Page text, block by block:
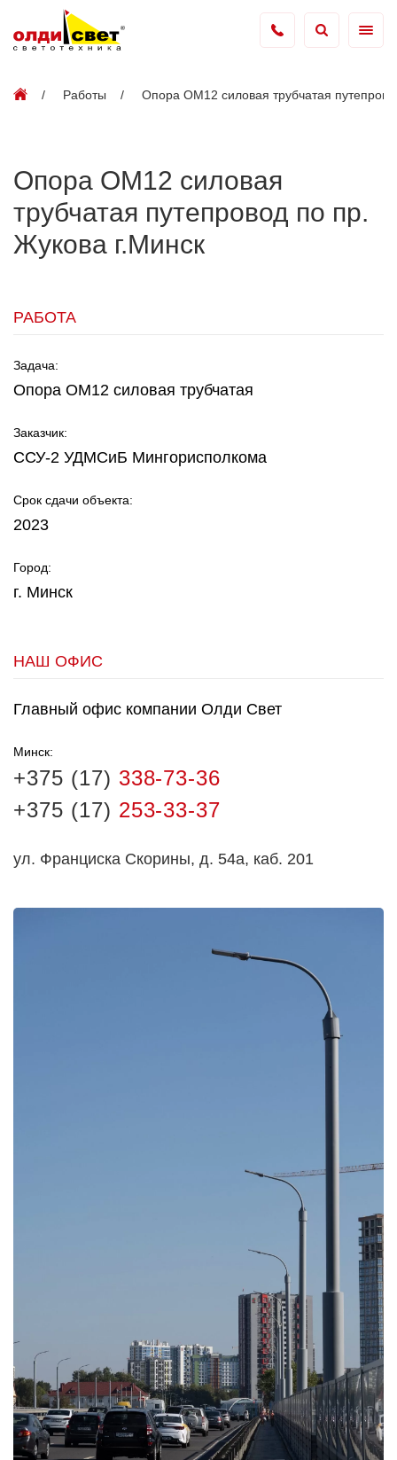
Работы Опора ОМ12 силовая трубчатая
Опора ОМ12 силовая
трубчатая путепровод по пр.
Жукова г.Минск
РАБОТА
Задача:
Опора ОМ12 силовая трубчатая
Заказчик:
ССУ-2 УДМСиБ Мингорисполкома
Срок сдачи объекта:
2023
Город:
г. Минск
НАШ ОФИС
Главный офис компании Олди Свет
Минск:
+375 (17) 338-73-36
+375 (17) 253-33-37
ул. Франциска Скорины, д. 54а, каб. 201